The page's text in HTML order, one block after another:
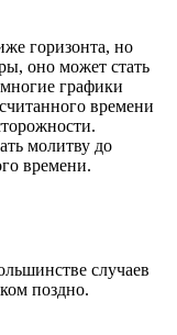
горизонта, но
оно может стать
графики
времени
молитву до
времени.
случаев
поздно.